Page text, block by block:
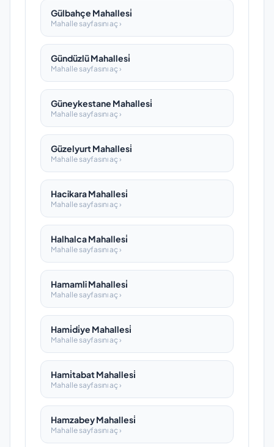
Gülbahçe Mahallesi̇
Mahalle sayfasını aç ›
Gündüzlü Mahallesi̇
Mahalle sayfasını aç ›
Güneykestane Mahallesi̇
Mahalle sayfasını aç ›
Güzelyurt Mahallesi̇
Mahalle sayfasını aç ›
Hacikara Mahallesi̇
Mahalle sayfasını aç ›
Halhalca Mahallesi̇
Mahalle sayfasını aç ›
Hamamli Mahallesi̇
Mahalle sayfasını aç ›
Hami̇di̇ye Mahallesi̇
Mahalle sayfasını aç ›
Hami̇tabat Mahallesi̇
Mahalle sayfasını aç ›
Hamzabey Mahallesi̇
Mahalle sayfasını aç ›